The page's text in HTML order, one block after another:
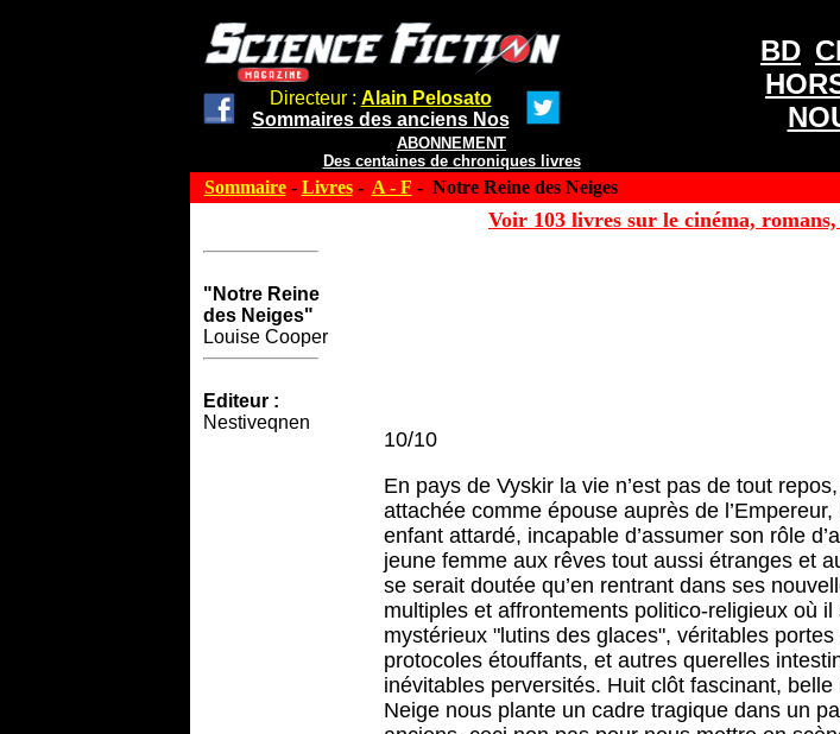
Directeur : Alain Pelosato
Sommaires des anciens Nos
ABONNEMENT
Des centaines de chroniques livres
BD
Sommaire- Livres- A - F - Notre Reine des Neiges
Voir 103 livres sur le cinéma,
"Notre Reine
des Neiges"
Louise Cooper
Editeur :
Nestiveqnen
10/10
En pays de Vyskir la vie n’est pas de tout
attachée comme épouse auprès de
enfant attardé, incapable d’assumer son rôle
jeune femme aux rêves tout aussi étranges et
se serait doutée qu’en rentrant dans ses
multiples et affrontements politico-religieux où
mystérieux "lutins des glaces", véritables
protocoles étouffants, et autres querelles
inévitables perversités. Huit clôt fascinant,
Neige nous plante un cadre tragique dans un